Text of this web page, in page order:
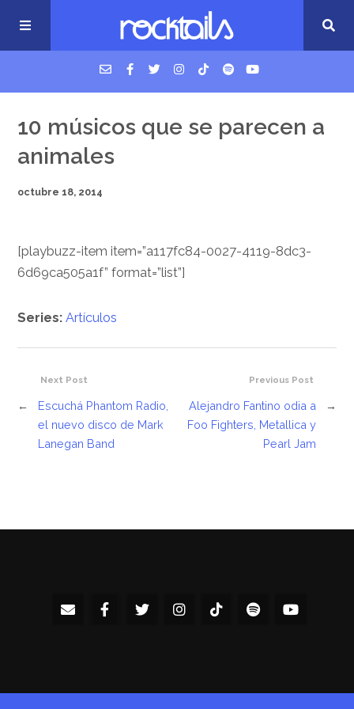
USM Podcast
Cigarrillos en la cama
10 músicos que se parecen a
animales
octubre 18, 2014
[playbuzz-item item=”a117fc84-0027-4119-8dc3-
6d69ca505a1f” format=”list”]
Series:Artículos
Previous Post
Alejandro Fantino odia a
Foo Fighters, Metallica y
Pearl Jam
→
Next Post
←
Escuchá Phantom Radio,
el nuevo disco de Mark
Lanegan Band